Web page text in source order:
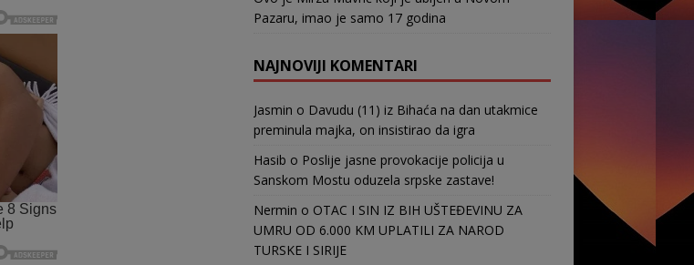
Pazaru, imao je samo 17 godina
NAJNOVIJI KOMENTARI
Jasmin o Davudu (11) iz Bihaća na dan utakmice
preminula majka, on insistirao da igra
Hasib o Poslije jasne provokacije policija u
Sanskom Mostu oduzela srpske zastave!
Nermin o OTAC I SIN IZ BIH UŠTEĐEVINU ZA
UMRU OD 6.000 KM UPLATILI ZA NAROD
TURSKE I SIRIJE